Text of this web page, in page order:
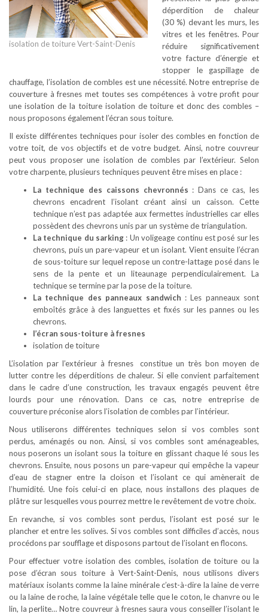
isolation de toiture Vert-Saint-Denis
déperdition de chaleur
(30 %) devant les murs, les
vitres et les fenêtres. Pour
réduire significativement
votre facture d’énergie et
stopper le gaspillage de
chauffage, l’isolation de combles est une nécessité. Notre entreprise de
couverture à fresnes met toutes ses compétences à votre profit pour
une isolation de la toiture isolation de toiture et donc des combles –
nous proposons également l’écran sous toiture.
Il existe différentes techniques pour isoler des combles en fonction de
votre toit, de vos objectifs et de votre budget. Ainsi, notre couvreur
peut vous proposer une isolation de combles par l’extérieur. Selon
votre charpente, plusieurs techniques peuvent être mises en place :
La technique des caissons chevronnés : Dans ce cas, les
chevrons encadrent l’isolant créant ainsi un caisson. Cette
technique n’est pas adaptée aux fermettes industrielles car elles
possèdent des chevrons unis par un système de triangulation.
La technique du sarking : Un voligeage continu est posé sur les
chevrons, puis un pare-vapeur et un isolant. Vient ensuite l’écran
de sous-toiture sur lequel repose un contre-lattage posé dans le
sens de la pente et un liteaunage perpendiculairement. La
technique se termine par la pose de la toiture.
La technique des panneaux sandwich : Les panneaux sont
emboîtés grâce à des languettes et fixés sur les pannes ou les
chevrons.
l’écran sous-toiture à fresnes
isolation de toiture
L’isolation par l’extérieur à fresnes constitue un très bon moyen de
lutter contre les déperditions de chaleur. Si elle convient parfaitement
dans le cadre d’une construction, les travaux engagés peuvent être
lourds pour une rénovation. Dans ce cas, notre entreprise de
couverture préconise alors l’isolation de combles par l’intérieur.
Nous utiliserons différentes techniques selon si vos combles sont
perdus, aménagés ou non. Ainsi, si vos combles sont aménageables,
nous poserons un isolant sous la toiture en glissant chaque lé sous les
chevrons. Ensuite, nous posons un pare-vapeur qui empêche la vapeur
d’eau de stagner entre la cloison et l’isolant ce qui amènerait de
l’humidité. Une fois celui-ci en place, nous installons des plaques de
plâtre sur lesquelles vous pourrez mettre le revêtement de votre choix.
En revanche, si vos combles sont perdus, l’isolant est posé sur le
plancher et entre les solives. Si vos combles sont difficiles d’accès, nous
procédons par soufflage et disposons partout de l’isolant en flocons.
Pour effectuer votre isolation des combles, isolation de toiture ou la
pose d’écran sous toiture à Vert-Saint-Denis, nous utilisons divers
matériaux isolants comme la laine minérale c’est-à-dire la laine de verre
ou la laine de roche, la laine végétale telle que le coton, le chanvre ou le
lin, la perlite… Notre couvreur à fresnes saura vous conseiller l’isolant le